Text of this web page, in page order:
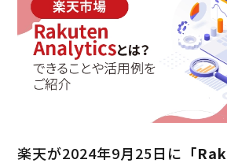
楽天が2024年9月25日に 「